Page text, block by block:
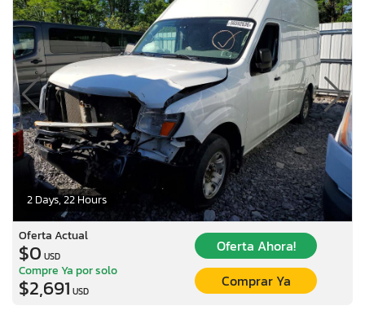
2 Days, 22 Hours
Oferta Actual
$0 USD
Oferta Ahora!
Compre Ya por solo
$2,691 USD
Comprar Ya